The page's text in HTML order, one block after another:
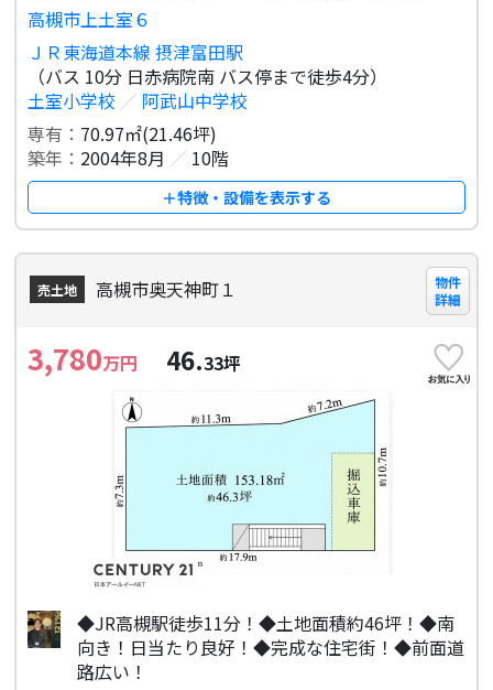
高槻市上土室６
ＪＲ東海道本線 摂津富田駅
（バス 10分 日赤病院南 バス停まで徒歩4分）
土室小学校 ／ 阿武山中学校
専有： 70.97㎡(21.46坪)
築年： 2004年8月 ／ 10階
＋特徴・設備を表示する
売土地 高槻市奥天神町１
物件
詳細
3,780万円 46.33坪
◆JR高槻駅徒歩11分！◆土地面積約46坪！◆南
向き！日当たり良好！◆完成な住宅街！◆前面道
路広い！